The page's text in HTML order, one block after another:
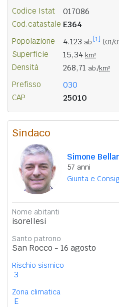
Codice Istat 017086
Cod.catastale E364
Popolazione 4.123 ab. [1] (01/
Superficie 15,34 km²
Densità 268,71 ab./km²
Prefisso 030
CAP 25010
Sindaco
Simone
57 anni
Giunta e
Nome abitanti
isorellesi
Santo patrono
San Rocco - 16 agosto
Rischio sismico
3
Zona climatica
E